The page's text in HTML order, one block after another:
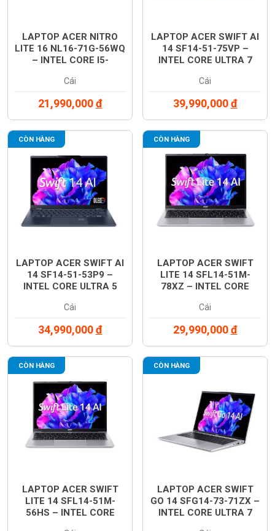
LAPTOP ACER NITRO
LITE 16 NL16-71G-56WQ
– INTEL CORE I5-
512GB, MÀN HÌNH 16
RTX 3050 6GB,
WINDOWS 11 – MÀU
TRẮNG – NH.D59SV.001
Cái
21,990,000đ
LAPTOP ACER SWIFT AI
14 SF14-51-75VP –
INTEL CORE ULTRA 7
1TB, MÀN HÌNH OLED 3K
MÀU XANH –
NX.J2KSV.001
Cái
39,990,000đ
CÒN HÀNG
LAPTOP ACER SWIFT AI
14 SF14-51-53P9 –
INTEL CORE ULTRA 5
1TB, MÀN HÌNH OLED 14
MÀU XANH –
NX.J2KSV.002
Cái
34,990,000đ
CÒN HÀNG
LAPTOP ACER SWIFT
LITE 14 SFL14-51M-
78XZ – INTEL CORE
16GB, SSD 512GB, MÀN
IPS, WINDOWS 11 – MÀU
BẠC – NX.J1HSV.001
Cái
29,990,000đ
CÒN HÀNG
LAPTOP ACER SWIFT
LITE 14 SFL14-51M-
56HS – INTEL CORE
CÒN HÀNG
LAPTOP ACER SWIFT
GO 14 SFG14-73-71ZX –
INTEL CORE ULTRA 7